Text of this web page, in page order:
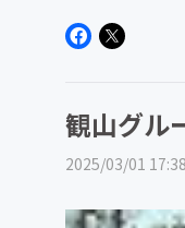
家や映画のプ
観山グ
2025/03/01 17:38